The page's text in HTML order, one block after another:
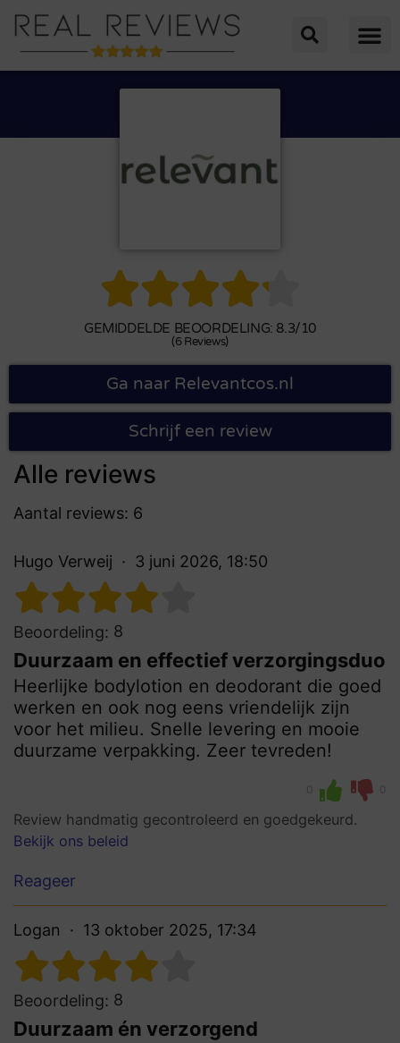

GEMIDDELDE BEOORDELING: 8.3/10
(6 Reviews)
Ga naar Relevantcos.nl
Schrijf een review
Alle reviews
Aantal reviews: 6
Hugo Verweij 3 juni 2026, 18:50
Beoordeling: 8
Duurzaam en effectief verzorgingsduo
Heerlijke bodylotion en deodorant die goed
werken en ook nog eens vriendelijk zijn
voor het milieu. Snelle levering en mooie
duurzame verpakking. Zeer tevreden!
0 0
Review handmatig gecontroleerd en goedgekeurd.
Bekijk ons beleid
Reageer
Logan 13 oktober 2025, 17:34
Beoordeling: 8
Duurzaam én verzorgend